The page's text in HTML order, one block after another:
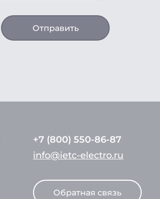
Отправить
+7 (800) 550-86-87
info@ietc-electro.ru
Обратная связь